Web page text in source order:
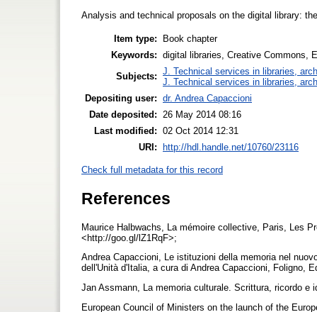
Analysis and technical proposals on the digital library:
Item type:
Book chapter
Keywords: digital libraries, Creative Commons,
Subjects: J. Technical services in libraries,
J. Technical services in libraries,
Depositing user: dr. Andrea Capaccioni
Date deposited:
26 May 2014 08:16
Last modified: 02 Oct 2014 12:31
URI: http://hdl.handle.net/10760/23116
Check full metadata for this record
References
Maurice Halbwachs, La mémoire collective, Paris, Les
<http://goo.gl/lZ1RqF>;
Andrea Capaccioni, Le istituzioni della memoria nel
dell'Unità d'Italia, a cura di Andrea Capaccioni, Foligno,
Jan Assmann, La memoria culturale. Scrittura, ricordo
European Council of Ministers on the launch of the